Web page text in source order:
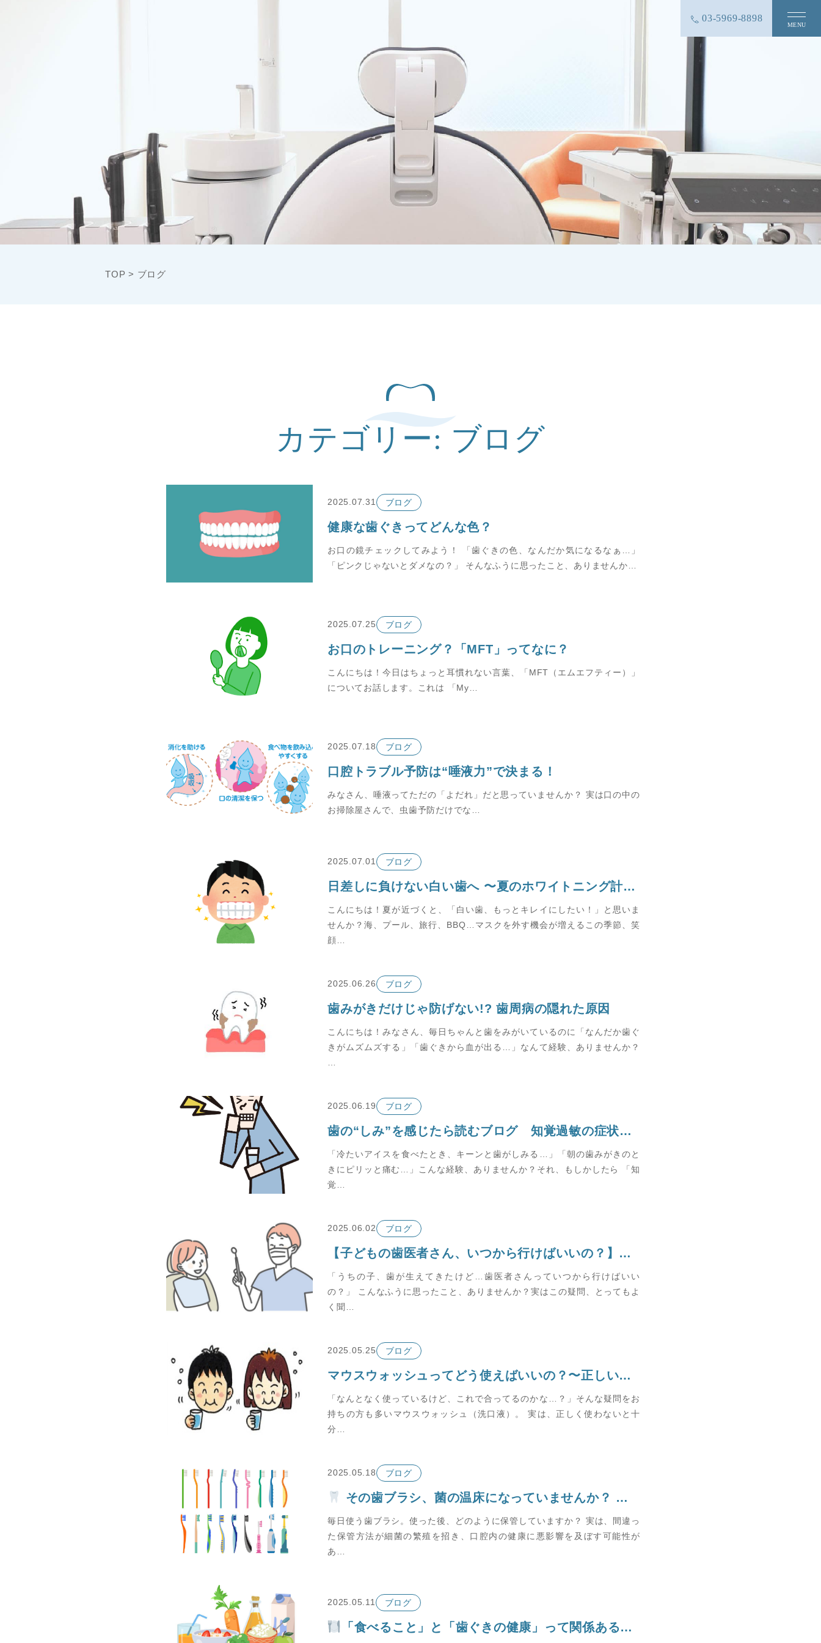
TOP > ブログ
カテゴリー: ブログ
2025.07.31 ブログ
健康な歯ぐきってどんな色？
お口の鏡チェックしてみよう！ 「歯ぐきの色、なんだか気になるなぁ…」
「ピンクじゃないとダメなの？」 そんなふうに思ったこと、ありませんか…
2025.07.25 ブログ
お口のトレーニング？「MFT」ってなに？
こんにちは！今日はちょっと耳慣れない言葉、「MFT（エムエフティー）」
についてお話します。これは 「My…
2025.07.18 ブログ
口腔トラブル予防は“唾液力”で決まる！
みなさん、唾液ってただの「よだれ」だと思っていませんか？ 実は口の中の
お掃除屋さんで、虫歯予防だけでな…
2025.07.01 ブログ
日差しに負けない白い歯へ 〜夏のホワイトニング計画〜
こんにちは！夏が近づくと、「白い歯、もっとキレイにしたい！」と思いま
せんか？海、プール、旅行、BBQ…マスクを外す機会が増えるこの季節、笑
顔…
2025.06.26 ブログ
歯みがきだけじゃ防げない!? 歯周病の隠れた原因
こんにちは！みなさん、毎日ちゃんと歯をみがいているのに「なんだか歯ぐ
きがムズムズする」「歯ぐきから血が出る…」なんて経験、ありませんか？
2025.06.19 ブログ
歯の“しみ”を感じたら読むブログ 知覚過敏の症状とその原因
「冷たいアイスを食べたとき、キーンと歯がしみる…」「朝の歯みがきのと
きにピリッと痛む…」こんな経験、ありませんか？それ、もしかしたら 「知
覚…
2025.06.02 ブログ
【子どもの歯医者さん、いつから行けばいいの？】はじめての歯医者デビューのタイミングとは？
「うちの子、歯が生えてきたけど…歯医者さんっていつから行けばいい
の？」 こんなふうに思ったこと、ありませんか？実はこの疑問、とってもよ
く聞…
2025.05.25 ブログ
マウスウォッシュってどう使えばいいの？〜正しい使い方で効果アップ！〜
「なんとなく使っているけど、これで合ってるのかな…？」そんな疑問をお
持ちの方も多いマウスウォッシュ（洗口液）。 実は、正しく使わないと十
分…
2025.05.18 ブログ
その歯ブラシ、菌の温床になっていませんか？ ～正しい保管方法でお口の健康を守ろう～
毎日使う歯ブラシ。使った後、どのように保管していますか？ 実は、間違っ
た保管方法が細菌の繁殖を招き、口腔内の健康に悪影響を及ぼす可能性が
あ…
2025.05.11 ブログ
「食べること」と「歯ぐきの健康」って関係あるの？ 〜食事と歯周病のお話〜
MENU
03-5969-8898